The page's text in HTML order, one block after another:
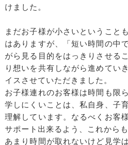
けました。
まだお子様が小さいということ
はありますが、「短い時間の中
がら見る目的をはっきりさせる
り想いを共有しながら進めてい
イスさせていただきました。
お子様連れのお客様は時間も限
学しにくいことは、私自身、子
理解しています。なるべくお客
サポート出来るよう、これから
あまり時間が取れないけど見学